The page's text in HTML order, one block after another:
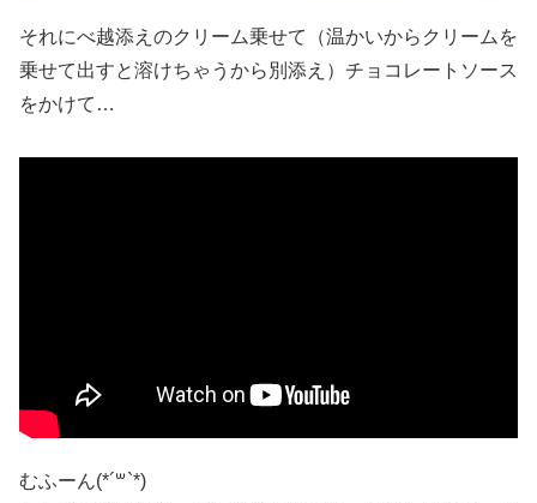
それにべ越添えのクリーム乗せて（温かいからクリームを
乗せて出すと溶けちゃうから別添え）チョコレートソース
をかけて…
むふーん(*´꒳`*)